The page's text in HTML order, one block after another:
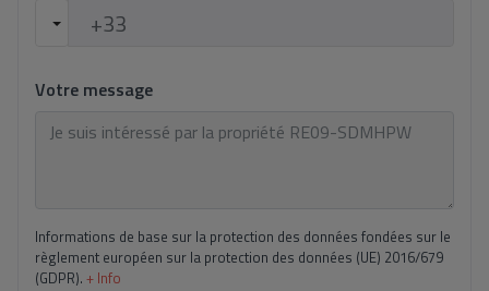
Votre message
Informations de base sur la protection des données fondées sur le
règlement européen sur la protection des données (UE) 2016/679
(GDPR). + Info